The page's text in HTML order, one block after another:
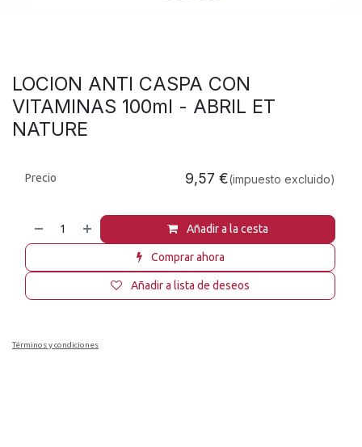
LOCION ANTI CASPA CON
VITAMINAS 100ml - ABRIL ET
NATURE
Añadir a la cesta
Comprar ahora
Añadir a lista de deseos
Precio 9,57 €(impuesto excluido)
Términos y condiciones